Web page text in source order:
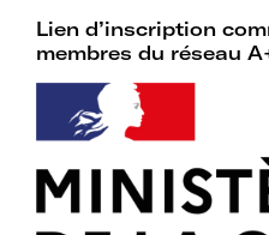
l’interface et le
réseaux
Recherche, le
et France
Lien d’inscription
membres du réseau